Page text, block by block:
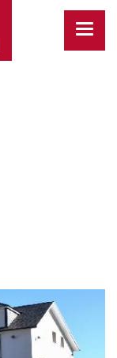
菜